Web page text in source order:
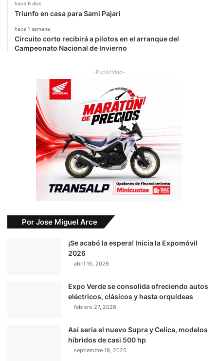
hace 6 días
Triunfo en casa para Sami Pajari
hace 1 semana
Circuito corto recibirá a pilotos en el arranque del
Campeonato Nacional de Invierno
-Publicidad-
Por Jose Miguel Arce
¡Se acabó la espera! Inicia la Expomóvil
2026
abril 15, 2026
Expo Verde se consolida ofreciendo autos
eléctricos, clásicos y hasta orquídeas
febrero 27, 2026
Así sería el nuevo Supra y Celica, modelos
híbridos de casi 500 hp
septiembre 19, 2025